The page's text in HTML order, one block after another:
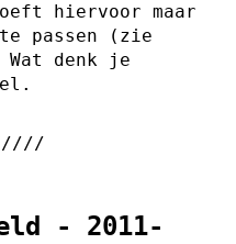
hiervoor maar
passen (zie
denk je
- 2011-